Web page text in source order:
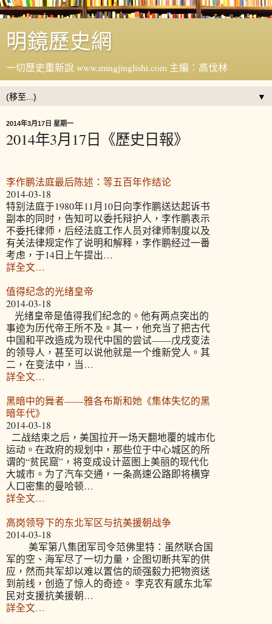
明鏡歷史網
一切歷史重新說 www.mingjinglishi.com 主編：高伐林
▼
2014年3月17日 星期一
2014年3月17日《歷史日報》
李作鹏法庭最后陈述：等五百年作结论
2014-03-18
特别法庭于1980年11月10日向李作鹏送达起诉书
副本的同时，告知可以委托辩护人，李作鹏表示
不委托律师，后经法庭工作人员对律师制度以及
有关法律规定作了说明和解释，李作鹏经过一番
考虑，于14日上午提出…
詳全文…
值得纪念的光绪皇帝
2014-03-18
光绪皇帝是值得我们纪念的。他有两点突出的
事迹为历代帝王所不及。其一，他充当了把古代
中国和平改造成为现代中国的尝试——戊戌变法
的领导人，甚至可以说他就是一个维新党人。其
二，在变法中，当…
詳全文…
黑暗中的舞者——雅各布斯和她《集体失忆的黑
暗年代》
2014-03-18
二战结束之后，美国拉开一场天翻地覆的城市化
运动。在政府的规划中，那些位于中心城区的所
谓的“贫民窟”，将变成设计蓝图上美丽的现代化
大城市。为了汽车交通，一条高速公路即将横穿
人口密集的曼哈顿…
詳全文…
高岗领导下的东北军区与抗美援朝战争
2014-03-18
美军第八集团军司令范佛里特：虽然联合国
军的空、海军尽了一切力量，企图切断共军的供
应，然而共军却以难以置信的顽强毅力把物资送
到前线，创造了惊人的奇迹。 李克农有感东北军
民对支援抗美援朝…
詳全文…